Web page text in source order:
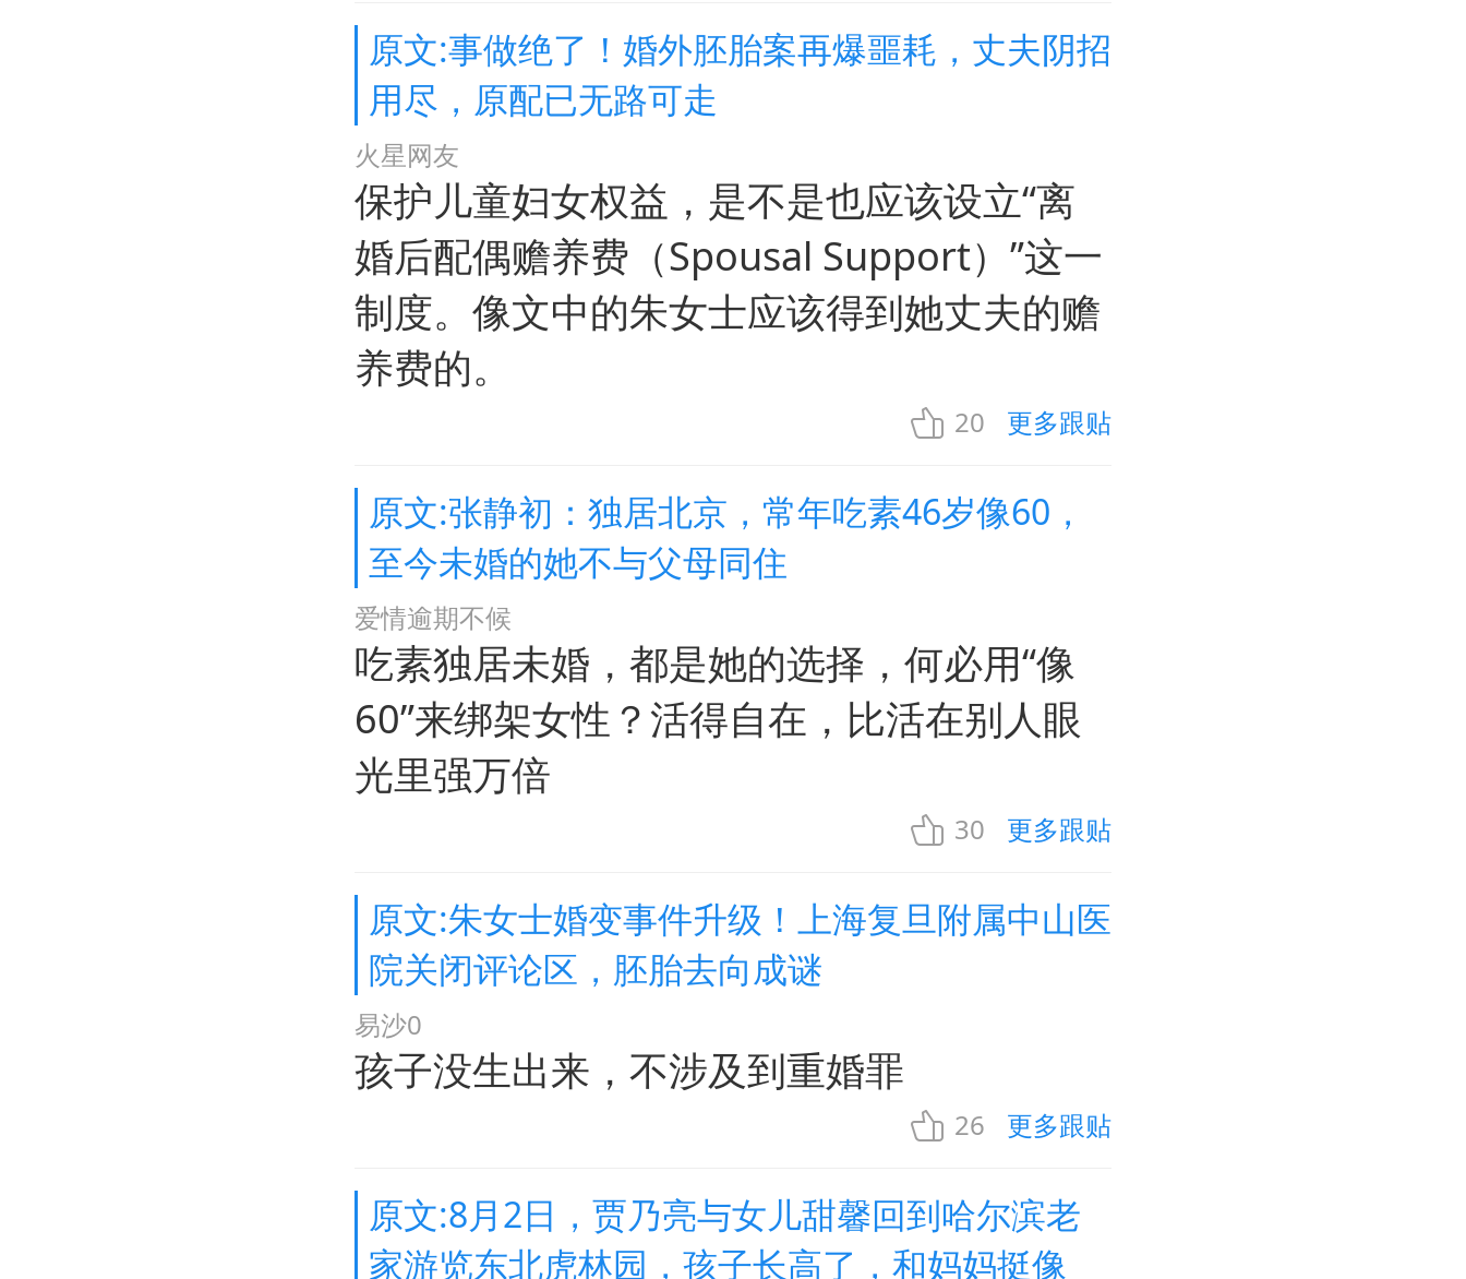
原文:事做绝了！婚外胚胎案再爆噩耗，丈夫阴招
用尽，原配已无路可走
火星网友
保护儿童妇女权益，是不是也应该设立“离
婚后配偶赡养费（Spousal Support）”这一
制度。像文中的朱女士应该得到她丈夫的赡
养费的。
20 更多跟贴
原文:张静初：独居北京，常年吃素46岁像60，
至今未婚的她不与父母同住
爱情逾期不候
吃素独居未婚，都是她的选择，何必用“像
60”来绑架女性？活得自在，比活在别人眼
光里强万倍
30 更多跟贴
原文:朱女士婚变事件升级！上海复旦附属中山医
院关闭评论区，胚胎去向成谜
易沙0
孩子没生出来，不涉及到重婚罪
26 更多跟贴
原文:8月2日，贾乃亮与女儿甜馨回到哈尔滨老
家游览东北虎林园，孩子长高了，和妈妈挺像